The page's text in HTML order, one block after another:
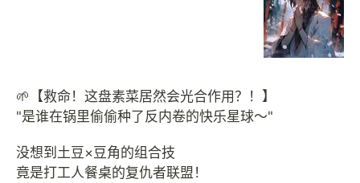
🌱【救命！这盘素菜居然会光合作用？！】
"是谁在锅里偷偷种了反内卷的快乐星球～"
没想到土豆×豆角的组合技
竟是打工人餐桌的复仇者联盟！